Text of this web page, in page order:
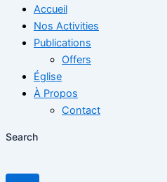
Accueil
Nos Activities
Publications
Offers
Église
À Propos
Contact
Search